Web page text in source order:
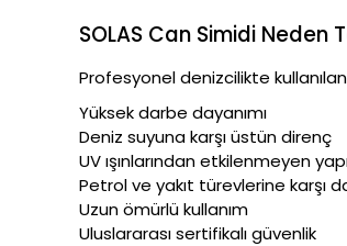
SOLAS Can Simidi Neden
Profesyonel denizcilikte
Yüksek darbe dayanımı
Deniz suyuna karşı üstün direnç
UV ışınlarından etkilenmeyen
Petrol ve yakıt türevlerine karşı
Uzun ömürlü kullanım
Uluslararası sertifikalı güvenlik